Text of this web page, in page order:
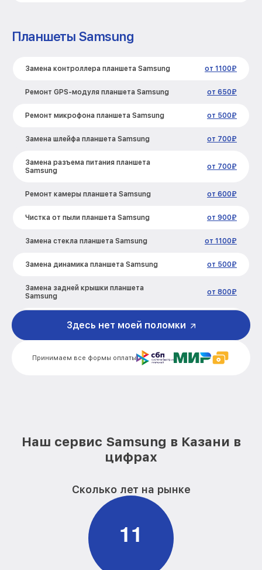
Планшеты Samsung
Замена контроллера планшета Samsung от 1100₽
Ремонт GPS-модуля планшета Samsung от 650₽
Ремонт микрофона планшета Samsung от 500₽
Замена шлейфа планшета Samsung от 700₽
Замена разъема питания планшета
Samsung
от 700₽
Ремонт камеры планшета Samsung от 600₽
Чистка от пыли планшета Samsung от 900₽
Замена стекла планшета Samsung от 1100₽
Замена динамика планшета Samsung от 500₽
Замена задней крышки планшета
Samsung
от 800₽
Замена дисплея (экрана) планшета
Замена корпуса планшета Samsung от 800₽
Замена Wi-Fi планшета Samsung от 500₽
Ремонт кнопки планшета Samsung
Принимаем все формы оплаты
Здесь нет моей поломки
Наш сервис Samsung в Казани в
цифрах
Сколько лет на рынке
11